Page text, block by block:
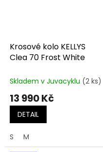
Krosové kolo KELLYS
Clea 70 Frost White
Skladem v Juvacyklu (2 ks)
13 990 Kč
DETAIL
S M